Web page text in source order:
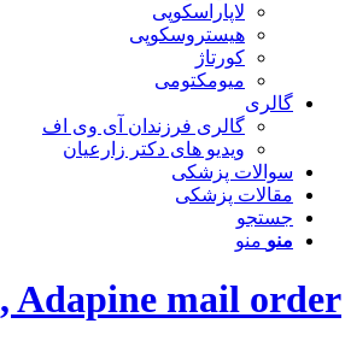
لاپاراسکوپی
هیستروسکوپی
کورتاژ
میومکتومی
گالری
گالری فرزندان آی وی اف
ویدیو های دکتر زارعیان
سوالات پزشکی
مقالات پزشکی
جستجو
منو منو
Adapine mail order